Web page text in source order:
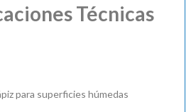
Técnicas
para superficies húmedas